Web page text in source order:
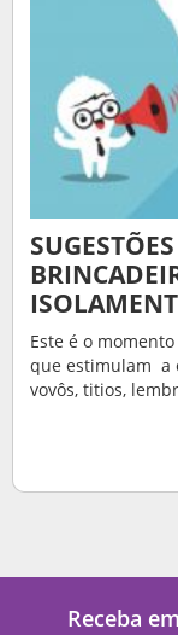
Este é o
que estimulam a
vovôs, titios,
Receba